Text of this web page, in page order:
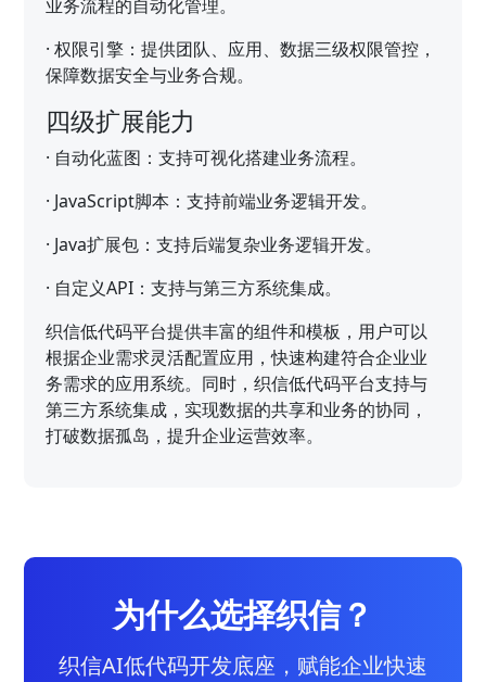
业务流程的自动化管理。
·权限引擎：提供团队、应用、数据三级权限管控，
保障数据安全与业务合规。
四级扩展能力
· 自动化蓝图：支持可视化搭建业务流程。
· JavaScript脚本：支持前端业务逻辑开发。
· Java扩展包：支持后端复杂业务逻辑开发。
· 自定义API：支持与第三方系统集成。
织信低代码平台提供丰富的组件和模板，用户可以
根据企业需求灵活配置应用，快速构建符合企业业
务需求的应用系统。同时，织信低代码平台支持与
第三方系统集成，实现数据的共享和业务的协同，
打破数据孤岛，提升企业运营效率。
为什么选择织信？
织信AI低代码开发底座，赋能企业快速